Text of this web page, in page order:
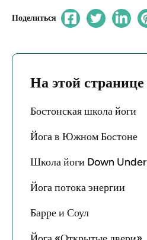
Поделиться
На этой странице
Бостонская школа йоги
Йога в Южном Бостоне
Школа йоги Down Under
Йога потока энергии
Барре и Соул